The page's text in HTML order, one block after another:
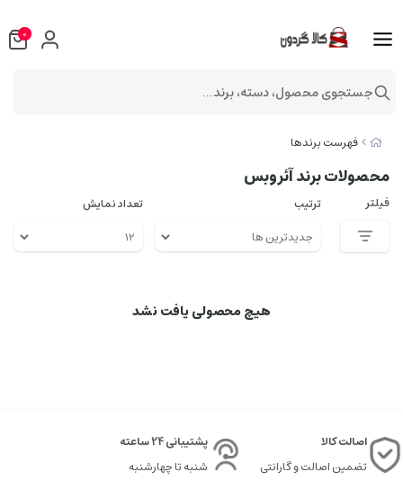
فهرست برندها
محصولات برند آئروبس
فیلتر ترتیب تعداد نمایش
هیچ محصولی یافت نشد
اصالت کالا
تضمین اصالت و گارانتی
پشتیبانی 24 ساعته
شنبه تا چهارشنبه
0
جستجوی محصول، دسته، برند...